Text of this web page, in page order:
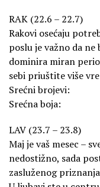
RAK (22.6 – 22.7)
Rakovi osećaju
poslu je važno da
dominira miran
sebi priuštite više
Srećni brojevi:
Srećna boja:
LAV (23.7 – 23.8)
Maj je vaš mesec –
nedostižno, sada
zasluženog